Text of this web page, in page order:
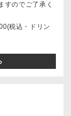
すのでご了承く
税込・ドリン